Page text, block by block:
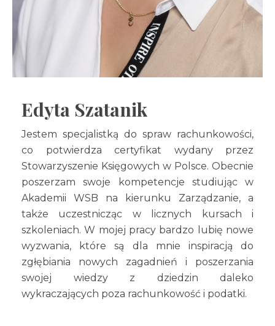
Edyta Szatanik
Jestem specjalistką do spraw rachunkowości,
co potwierdza certyfikat wydany przez
Stowarzyszenie Księgowych w Polsce. Obecnie
poszerzam swoje kompetencje studiując w
Akademii WSB na kierunku Zarządzanie, a
także uczestnicząc w licznych kursach i
szkoleniach. W mojej pracy bardzo lubię nowe
wyzwania, które są dla mnie inspiracją do
zgłębiania nowych zagadnień i poszerzania
swojej wiedzy z dziedzin daleko
wykraczających poza rachunkowość i podatki.